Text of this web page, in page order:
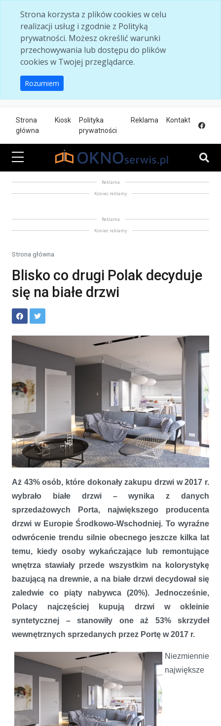
Strona korzysta z plików cookies w celu
realizacji usług i zgodnie z Polityką
prywatności. Możesz określić warunki
przechowywania lub dostępu do plików
cookies w Twojej przeglądarce.
Rozumiem
Strona
główna
Kiosk
Polityka
prywatności
Reklama Kontakt
Reklama
Koniec reklamy
Reklama
Koniec reklamy
Strona główna
Blisko co drugi Polak decyduje
się na białe drzwi
Blisko co drugi Polak decyduje się na białe drzwi
Aż 43% osób, które dokonały zakupu drzwi w 2017 r.
wybrało białe drzwi – wynika z danych
sprzedażowych Porta, największego producenta
drzwi w Europie Środkowo-Wschodniej. To wyraźne
odwrócenie trendu silnie obecnego jeszcze kilka lat
temu, kiedy osoby wykańczające lub remontujące
wnętrza stawiały przede wszystkim na kolorystykę
bazującą na drewnie, a na białe drzwi decydował się
zaledwie co piąty nabywca (20%). Jednocześnie,
Polacy najczęściej kupują drzwi w okleinie
syntetycznej – stanowiły one aż 53% skrzydeł
wewnętrznych sprzedanych przez Portę w 2017 r.
Niezmiennie
największe